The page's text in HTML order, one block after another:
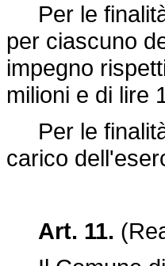
Per le finalità
per ciascuno
impegno
milioni e di lire
Per le finalità
carico
Art. 11.